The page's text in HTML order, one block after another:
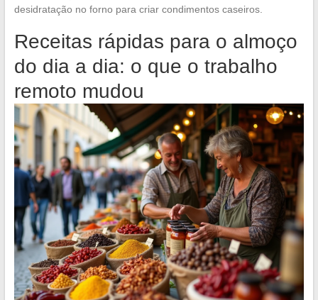
desidratação no forno para criar condimentos caseiros.
Receitas rápidas para o almoço
do dia a dia: o que o trabalho
remoto mudou